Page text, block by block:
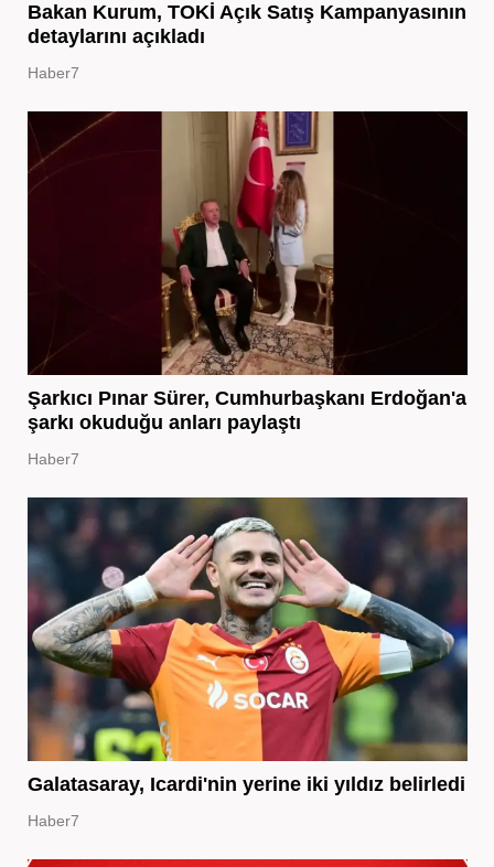
Bakan Kurum, TOKİ Açık Satış Kampanyasının
detaylarını açıkladı
Haber7
Şarkıcı Pınar Sürer, Cumhurbaşkanı Erdoğan'a
şarkı okuduğu anları paylaştı
Haber7
Galatasaray, Icardi'nin yerine iki yıldız belirledi
Haber7